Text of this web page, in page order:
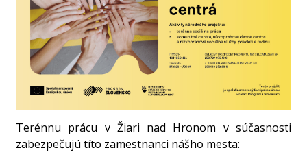
Terénnu prácu v Žiari nad Hronom v súčasnosti
zabezpečujú títo zamestnanci nášho mesta: